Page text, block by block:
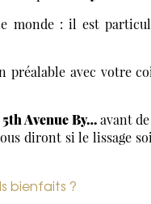
monde : il est
préalable avec votre
Avenue By…avant
diront si le lissage
bienfaits ?